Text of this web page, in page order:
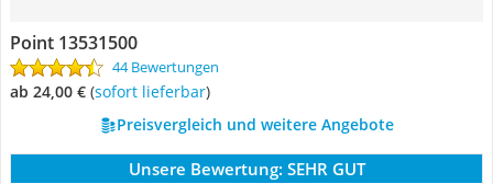
Point 13531500
44 Bewertungen
ab 24,00 € ( Sofort lieferbar)
Preisvergleich und weitere Angebote
Unsere Bewertung: SEHR GUT